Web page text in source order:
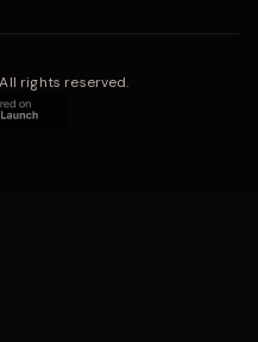
All rights reserved.